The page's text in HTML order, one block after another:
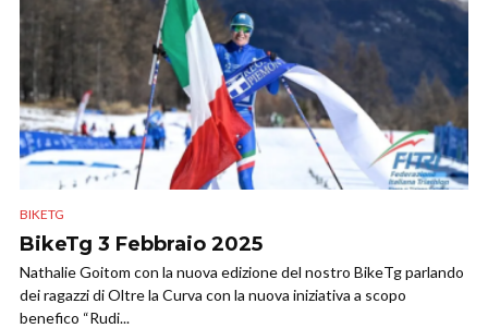
BIKETG
BikeTg 3 Febbraio 2025
Nathalie Goitom con la nuova edizione del nostro BikeTg parlando
dei ragazzi di Oltre la Curva con la nuova iniziativa a scopo
benefico “Rudi...